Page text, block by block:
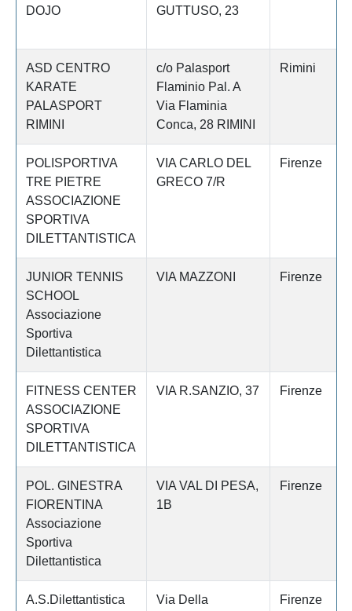
DOJO
GUTTUSO, 23
ASD CENTRO
KARATE
PALASPORT
RIMINI
c/o Palasport
Flaminio Pal. A
Via Flaminia
Conca, 28 RIMINI
Rimini
POLISPORTIVA
TRE PIETRE
ASSOCIAZIONE
SPORTIVA
DILETTANTISTICA
VIA CARLO DEL
GRECO 7/R
Firenze
JUNIOR TENNIS
SCHOOL
Associazione
Sportiva
Dilettantistica
VIA MAZZONI Firenze
FITNESS CENTER
ASSOCIAZIONE
SPORTIVA
DILETTANTISTICA
VIA R.SANZIO, 37 Firenze
POL. GINESTRA
FIORENTINA
Associazione
Sportiva
Dilettantistica
VIA VAL DI PESA,
1B
Firenze
A.S.Dilettantistica
Via Della
Firenze